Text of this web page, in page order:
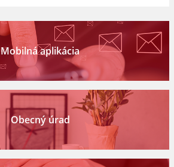
Mobilná aplikácia
Obecný úrad